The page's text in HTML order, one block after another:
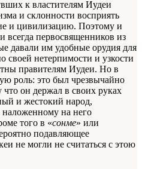
к властителям Иудеи
и склонности восприять
и цивилизацию. Поэтому и
всегда первосвященников из
давали им удобные орудия для
своей нетерпимости и узкости
правителям Иудеи. Но в
роль: это был чрезвычайно
он держал в своих руках
и жестокий народ,
наложенному на него
того в «сонме» или
подавляющее
не могли не считаться с этою